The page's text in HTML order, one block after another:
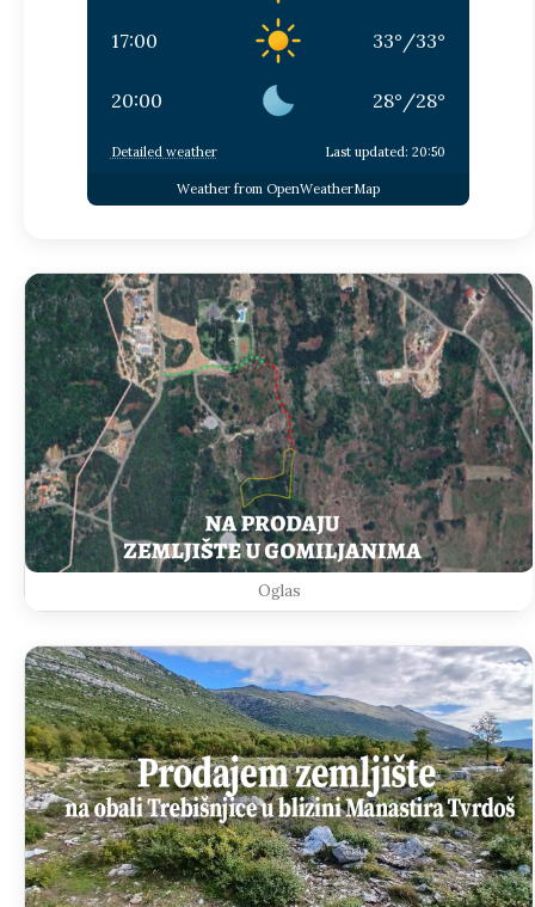
17:00 33° /33°
20:00 28° /28°
Detailed weather Last updated: 20:50
Weather from OpenWeatherMap
Oglas